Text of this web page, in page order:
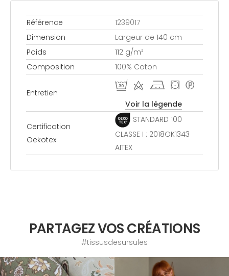
Référence
1239017
Dimension
Largeur de 140 cm
Poids
112 g/m²
Composition
100% Coton
Entretien
R d j ( *
Voir la légende
Certification
Oekotex
STANDARD 100
CLASSE I : 2018OK1343
AITEX
PARTAGEZ VOS CRÉATIONS
#tissusdesursules